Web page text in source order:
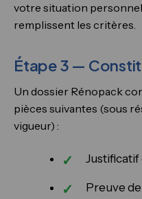
votre situation
remplissent les critères.
Étape 3 —
Un dossier Rénopack
pièces suivantes (sous
vigueur) :
Justificatif
Preuve